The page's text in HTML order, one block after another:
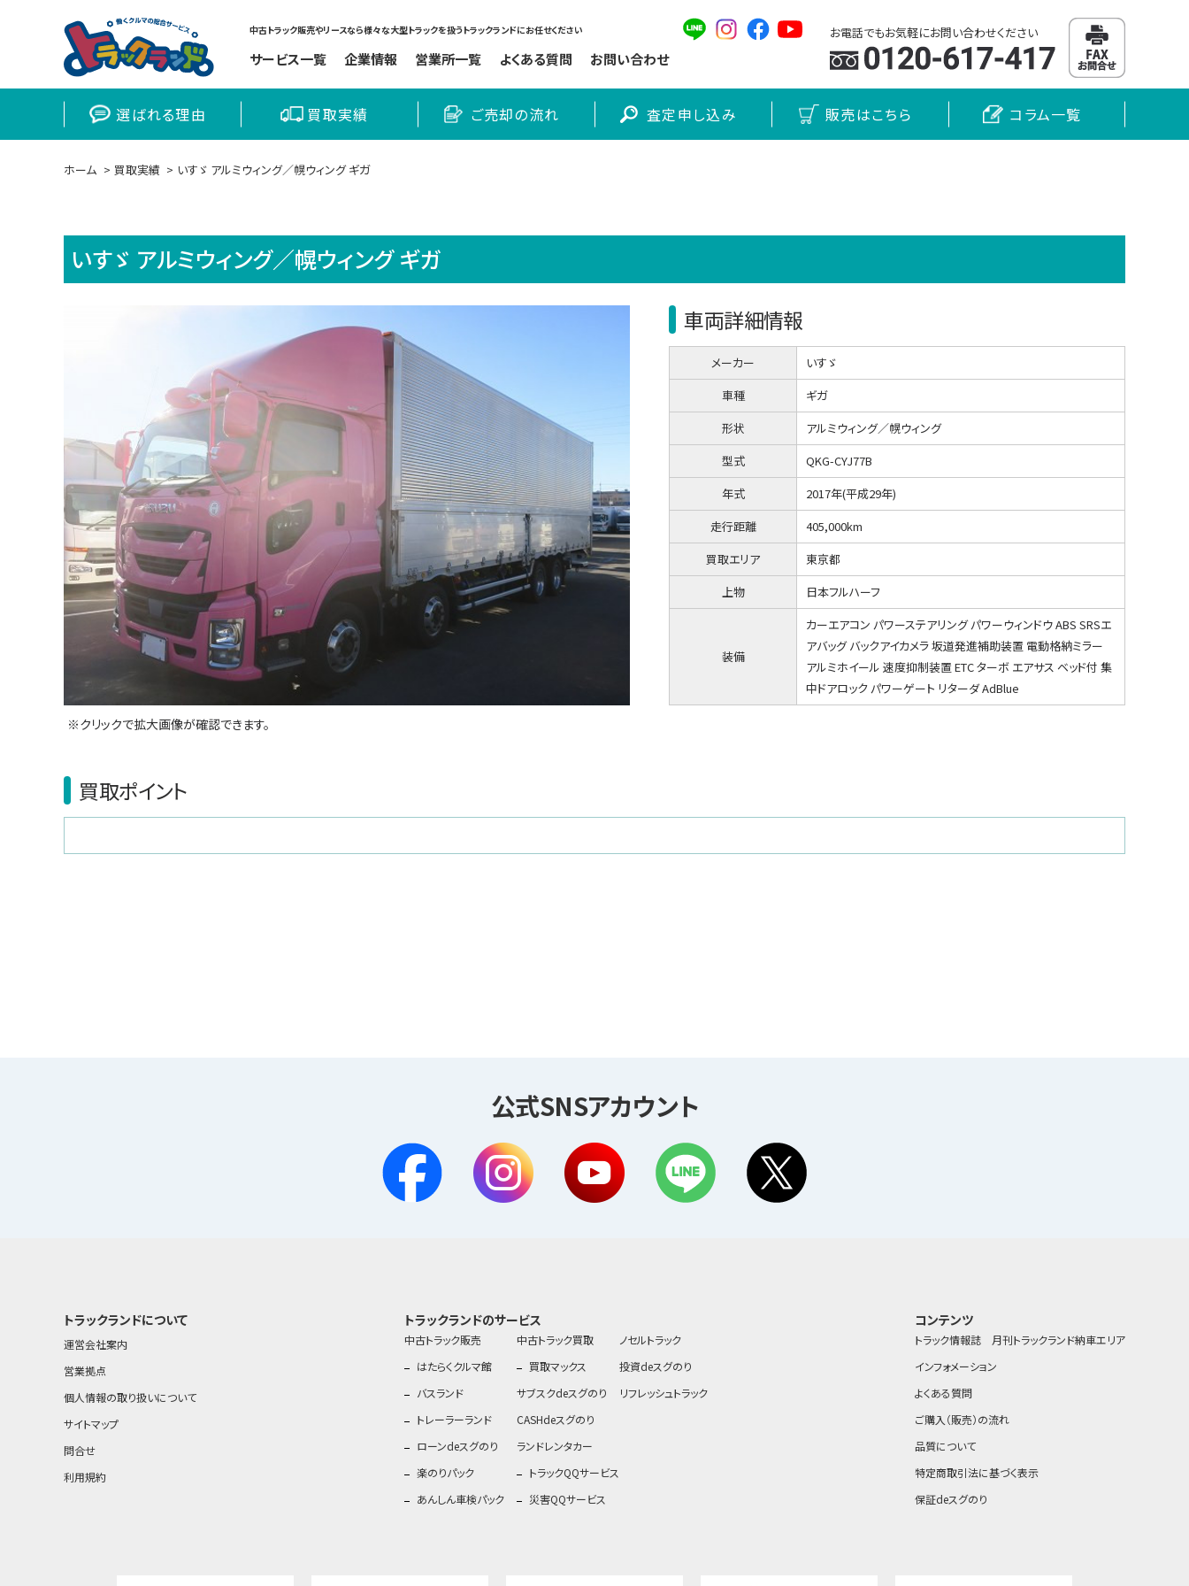
中古トラック販売やリースなら様々な大型トラックを扱うトラックランドにお任せください お電話でもお気軽にお問い合わせください
選ばれる理由 買取実績 ご売却の流れ 査定申し込み 販売はこちら コラム一覧
サービス一覧 企業情報 営業所一覧 よくある質問 お問い合わせ
ホーム 買取実績 いすゞ アルミウィング／幌ウィング ギガ
いすゞ アルミウィング／幌ウィング ギガ
車両詳細情報
メーカー
いすゞ
車種
ギガ
形状
アルミウィング／幌ウィング
型式
QKG-CYJ77B
年式
2017年(平成29年)
走行距離
405,000km
買取エリア
東京都
上物
日本フルハーフ
装備
カーエアコン パワーステアリング パワーウィンドウ ABS SRSエ
アバッグ バックアイカメラ 坂道発進補助装置 電動格納ミラー
アルミホイール 速度抑制装置 ETC ターボ エアサス ベッド付 集
中ドアロック パワーゲート リターダ AdBlue
買取ポイント
公式SNSアカウント
トラックランドについて
運営会社案内
営業拠点
個人情報の取り扱いについて
サイトマップ
問合せ
利用規約
トラックランドのサービス
中古トラック販売
はたらくクルマ館
バスランド
トレーラーランド
ローンdeスグのり
楽のりパック
あんしん車検パック
中古トラック買取
買取マックス
サブスクdeスグのり
CASHdeスグのり
ランドレンタカー
トラックQQサービス
災害QQサービス
ノセルトラック
投資deスグのり
リフレッシュトラック
コンテンツ
トラック情報誌 月刊トラックランド
インフォメーション
よくある質問
ご購入（販売）の流れ
品質について
特定商取引法に基づく表示
保証deスグのり
納車エリア